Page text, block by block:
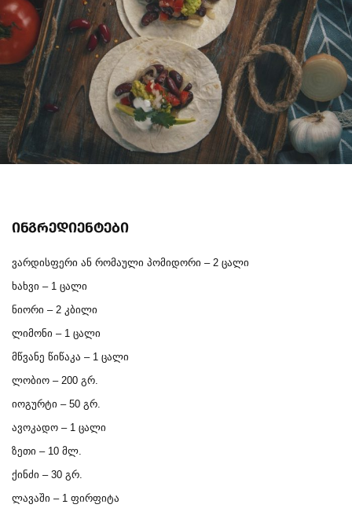
ინგრედიენტები
ვარდისფერი ან რომაული პომიდორი – 2 ცალი
ხახვი – 1 ცალი
ნიორი – 2 კბილი
ლიმონი – 1 ცალი
მწვანე წიწაკა – 1 ცალი
ლობიო – 200 გრ.
იოგურტი – 50 გრ.
ავოკადო – 1 ცალი
ზეთი – 10 მლ.
ქინძი – 30 გრ.
ლავაში – 1 ფირფიტა